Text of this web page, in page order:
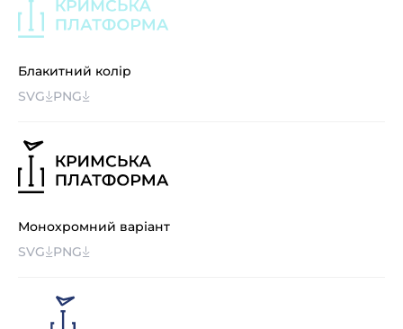
Блакитний колір
SVG
PNG
Монохромний варіант
SVG
PNG